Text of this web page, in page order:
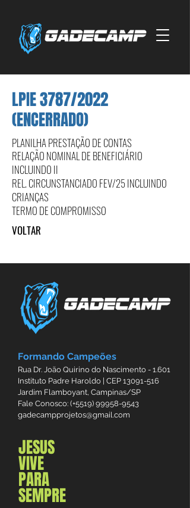
LPIE 3787/2022
(ENCERRADO)
PLANILHA PRESTAÇÃO DE CONTAS
RELAÇÃO NOMINAL DE BENEFICIÁRIO
INCLUINDO II
REL. CIRCUNSTANCIADO FEV/25 INCLUINDO
CRIANÇAS
TERMO DE COMPROMISSO
VOLTAR
Formando Campeões
Rua Dr. João Quirino do Nascimento - 1.601
Instituto Padre Haroldo | CEP 13091-516
Jardim Flamboyant, Campinas/SP
Fale Conosco: (+5519) 99958-9543
gadecampprojetos@gmail.com
JESUS
VIVE
PARA
SEMPRE